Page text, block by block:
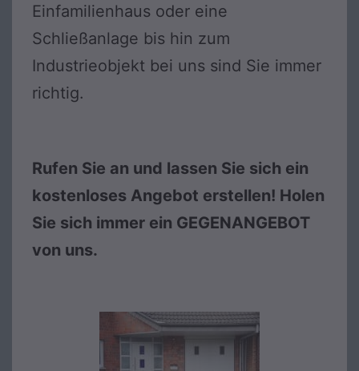
Einfamilienhaus oder eine
Schließanlage bis hin zum
Industrieobjekt bei uns sind Sie immer
richtig.
Rufen Sie an und lassen Sie sich ein
kostenloses Angebot erstellen! Holen
Sie sich immer ein GEGENANGEBOT
von uns.